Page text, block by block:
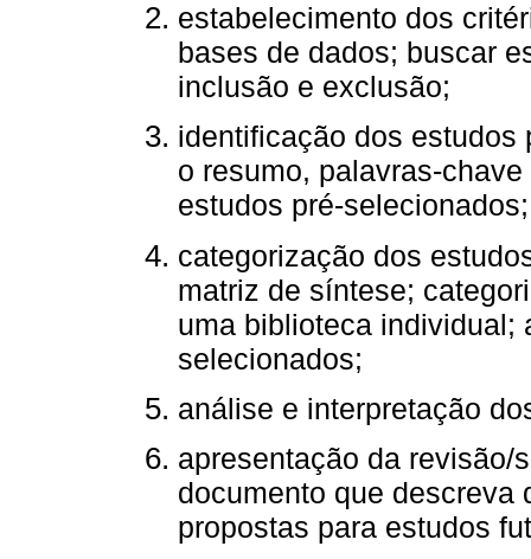
estabelecimento dos
bases de dados; buscar
inclusão e exclusão;
identificação dos estudos
o resumo, palavras-
estudos pré-
categorização dos
matriz de síntese;
uma biblioteca individual;
selecionados;
análise e interpretação
apresentação da revisão/
documento que descreva
propostas para estudos